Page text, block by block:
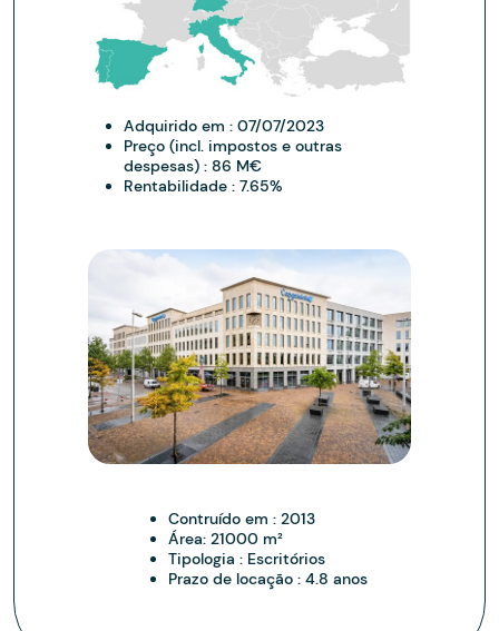
Adquirido em :07/07/2023
Preço (incl. impostos e outras
despesas) :86 M€
Rentabilidade :7.65%
Contruído em : 2013
Área: 21000 m²
Tipologia : Escritórios
Prazo de locação : 4.8 anos